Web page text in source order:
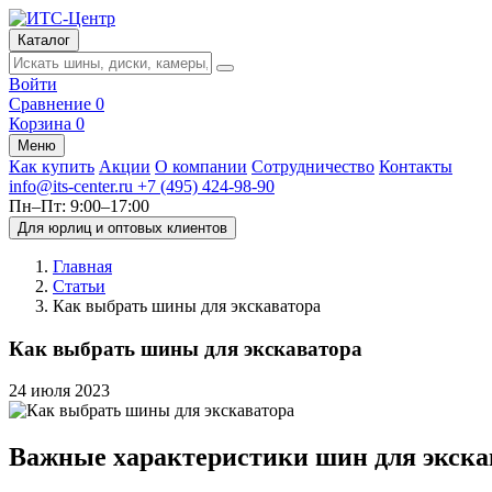
Каталог
Войти
Сравнение 0
Корзина 0
Меню
Как купить Акции О компании Сотрудничество Контакты
info@its-center.ru +7 (495) 424-98-90
Пн–Пт: 9:00–17:00
Для юрлиц и оптовых клиентов
Главная
Статьи
Как выбрать шины для экскаватора
Как выбрать шины для экскаватора
24 июля 2023
Важные характеристики шин для